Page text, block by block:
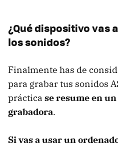
¿Qué dispositivo vas
los sonidos?
Finalmente has de
para grabar tus sonidos
práctica se resume en
grabadora.
Si vas a usar un